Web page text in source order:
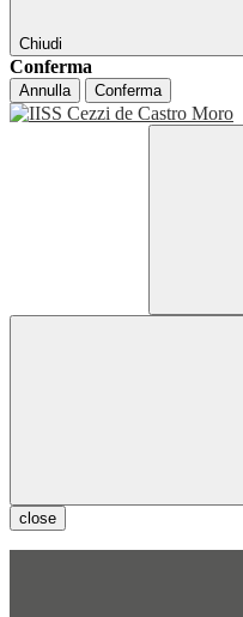
Chiudi
Conferma
Annulla Conferma
close